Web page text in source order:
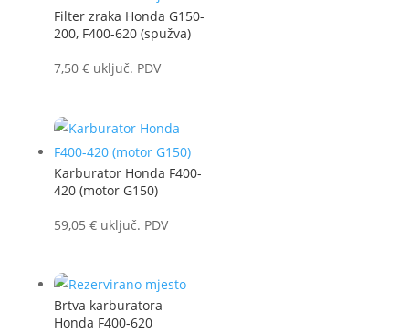
Filter zraka Honda G150-
200, F400-620 (spužva)
7,50 € uključ. PDV
Karburator Honda F400-
420 (motor G150)
59,05 € uključ. PDV
Brtva karburatora
Honda F400-620